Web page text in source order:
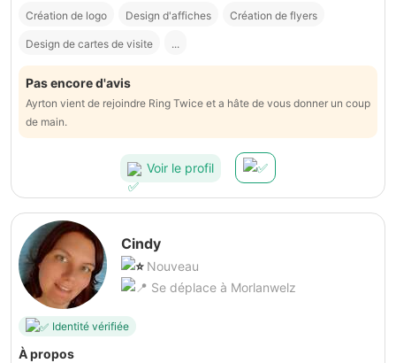
Création de logo Design d'affiches Création de flyers
Design de cartes de visite ...
Pas encore d'avis
Ayrton vient de rejoindre Ring Twice et a hâte de vous donner un coup
de main.
Voir le profil
Cindy
Nouveau
Se déplace à Morlanwelz
Identité vérifiée
À propos